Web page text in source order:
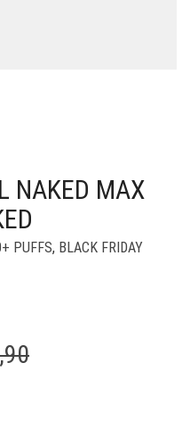
NAKED MAX
PUFFS, BLACK FRIDAY
OO